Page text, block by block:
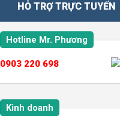
HỖ TRỢ TRỰC TUYẾN
Hotline Mr. Phương
0903 220 698
Kinh doanh